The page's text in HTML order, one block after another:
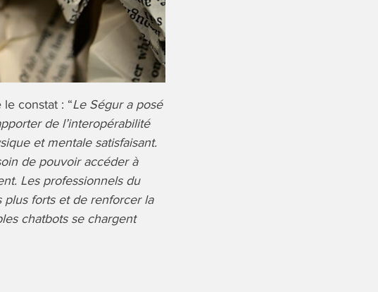
le constat : “Le Ségur a posé
de l’interopérabilité
et mentale satisfaisant.
de pouvoir accéder à
Les professionnels du
forts et de renforcer la
chatbots se chargent